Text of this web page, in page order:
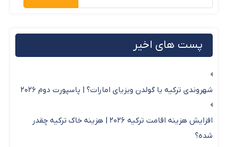
پست های اخیر
شهروندی ترکیه یا گولدن ویزیای امارات؟ | پاسپورت دوم ۲۰۲۶
افزایش هزینه اقامت ترکیه ۲۰۲۶ | هزینه خاک ترکیه چقدر
شده؟